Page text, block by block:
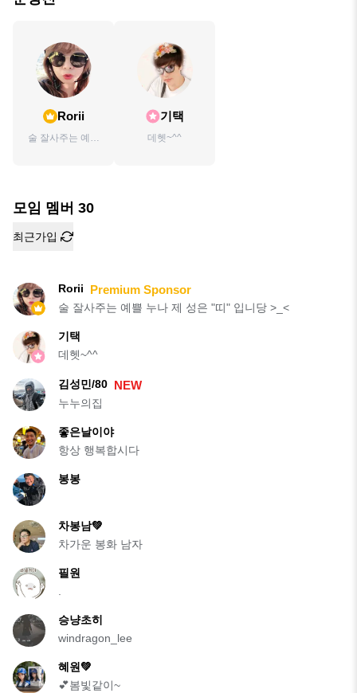
Rorii
술 잘사주는 예쁠
기택
데헷~^^
모임 멤버 30
최근가입
Rorii Premium Sponsor
술 잘사주는 예쁠 누나 제 성은 "띠" 입니당 >_<
기택
데헷~^^
김성민/80 NEW
누누의집
좋은날이야
항상 행복합시다
봉봉
차봉남💚
차가운 봉화 남자
필원
.
승냥초히
windragon_lee
혜원💚
💕봄빛같이~